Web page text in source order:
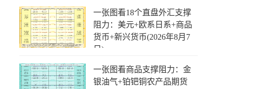
一张图看18个直盘外汇支撑
阻力：美元+欧系日系+商品
货币+新兴货币(2026年8月7
日)
一张图看商品支撑阻力：金
银油气+铂钯铜农产品期货